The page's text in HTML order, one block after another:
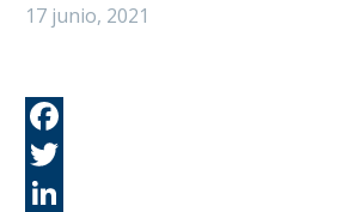
17 junio, 2021